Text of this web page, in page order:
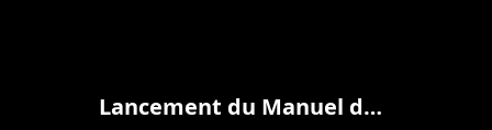
Lancement du Manuel de lutte contre la D&I Fatigue